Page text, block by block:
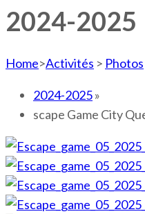
2024-2025
Home>Activités > Photos
2024-2025»
scape Game City